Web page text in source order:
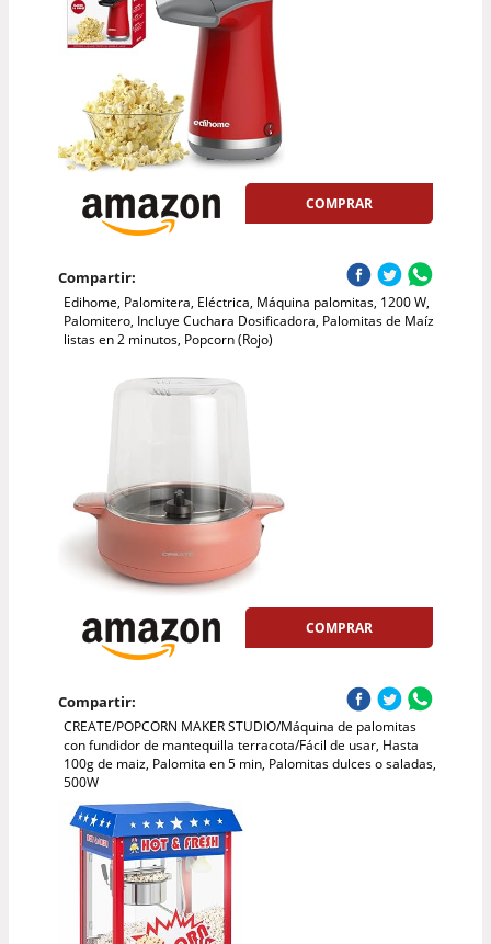
COMPRAR
Compartir:
Edihome, Palomitera, Eléctrica, Máquina palomitas, 1200 W,
Palomitero, Incluye Cuchara Dosificadora, Palomitas de Maíz
listas en 2 minutos, Popcorn (Rojo)
COMPRAR
Compartir:
CREATE/POPCORN MAKER STUDIO/Máquina de palomitas
con fundidor de mantequilla terracota/Fácil de usar, Hasta
100g de maiz, Palomita en 5 min, Palomitas dulces o saladas,
500W